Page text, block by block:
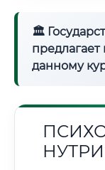
🏛
данному